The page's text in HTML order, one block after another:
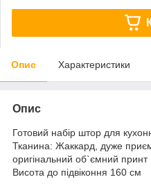
Опис Характеристики
Опис
Готовий набір штор для
Тканина: Жаккард, дуже
оригінальний об`ємний принт
Висота до підвіконня 160 см